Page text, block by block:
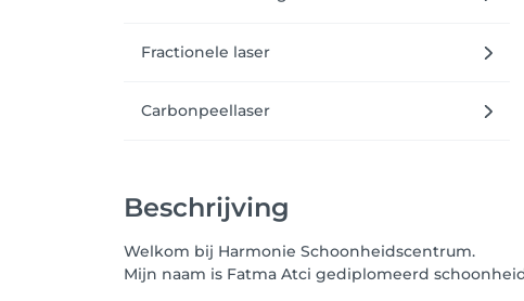
Fractionele laser
Carbonpeellaser
Beschrijving
Welkom bij Harmonie Schoonheidscentrum.
Mijn naam is Fatma Atci gediplomeerd